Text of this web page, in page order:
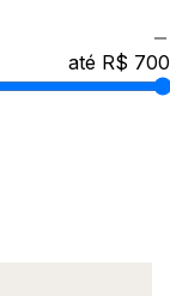
até R$ 700